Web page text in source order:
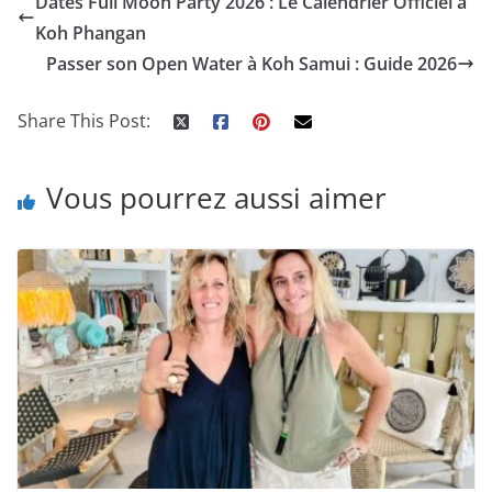
Tendances A
Petits Prix
L’avis de Bernie
Koh Phangan
Passer son Open Water à Koh Samui : Guide 2026
Share This Post:
Vous pourrez aussi aimer